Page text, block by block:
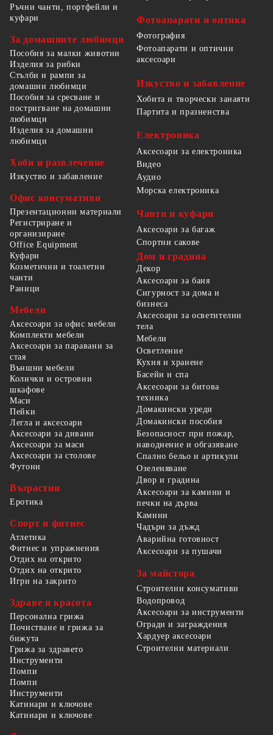
Ръчни чанти, портфейли и
куфари
За домашните любимци
Пособия за малки животни
Изделия за рибки
Стълби и рампи за
домашни любимци
Пособия за сресване и
постригване на домашни
любимци
Изделия за домашни
любимци
Хоби и развлечение
Изкуство и забавление
Офис консумативи
Презентационни материали
Регистриране и
организиране
Office Equipment
Фотоапарати и оптика
Фотография
Фотоапарати и оптични
аксесоари
Изкуство и забавление
Хобита и творчески занаяти
Партита и празненства
Електроника
Аксесоари за електроника
Видео
Аудио
Морска електроника
Чанти и куфари
Аксесоари за багаж
Спортни сакове
Куфари
Козметични и тоалетни
чанти
Раници
Мебели
Аксесоари за офис мебели
Комплекти мебели
Аксесоари за паравани за
стая
Външни мебели
Колички и островни
шкафове
Маси
Пейки
Легла и аксесоари
Аксесоари за дивани
Аксесоари за маси
Аксесоари за столове
Футони
Възрастни
Еротика
Спорт и фитнес
Атлетика
Фитнес и упражнения
Отдих на открито
Отдих на открито
Игри на закрито
Здраве и красота
Персонална грижа
Почистване и грижа за
бижута
Грижа за здравето
Дом и градина
Декор
Аксесоари за баня
Сигурност за дома и
бизнеса
Аксесоари за осветителни
тела
Мебели
Осветление
Кухня и хранене
Басейн и спа
Аксесоари за битова
техника
Домакински уреди
Домакински пособия
Безопасност при пожар,
наводнение и обгазяване
Спално бельо и артикули
Озеленяване
Двор и градина
Аксесоари за камини и
печки на дърва
Камини
Чадъри за дъжд
Аварийна готовност
Аксесоари за пушачи
За майстора
Строителни консумативи
Водопровод
Аксесоари за инструменти
Огради и заграждения
Хардуер аксесоари
Строителни материали
Инструменти
Помпи
Помпи
Инструменти
Катинари и ключове
Катинари и ключове